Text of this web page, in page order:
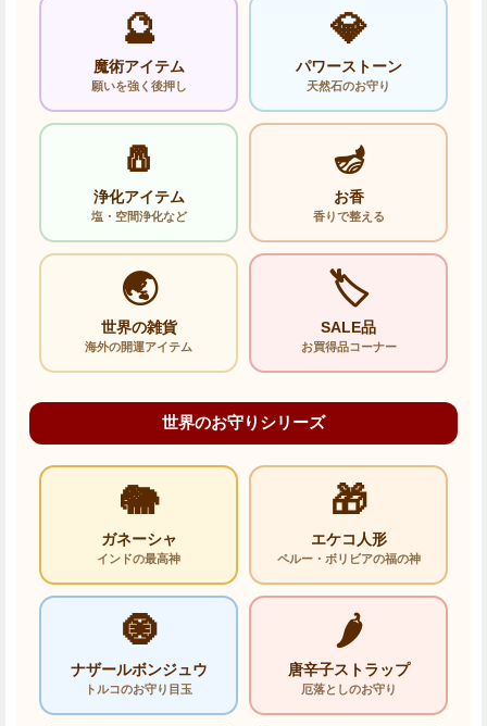
🔮
魔術アイテム
願いを強く後押し
💎
パワーストーン
天然石のお守り
🧂
浄化アイテム
塩・空間浄化など
🪔
お香
香りで整える
🌏
世界の雑貨
海外の開運アイテム
🏷️
SALE品
お買得品コーナー
世界のお守りシリーズ
🐘
ガネーシャ
インドの最高神
🎁
エケコ人形
ペルー・ボリビアの福の神
🧿
ナザールボンジュウ
トルコのお守り目玉
🌶️
唐辛子ストラップ
厄落としのお守り